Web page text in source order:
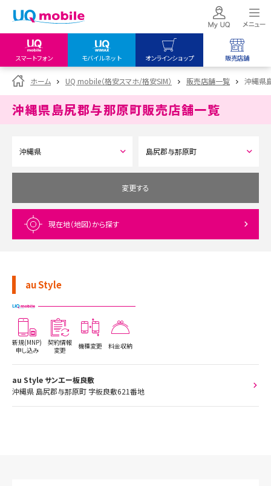
スマートフォン モバイルネット オンラインショップ 販売店舗
my UQ WiMAX
UQ WiMAX ご契約の方
My UQ mobile
データチャージサイト
UQ mobile
オンラインショップ
UQ WiMAX
UQ mobile
販売店舗
UQ WiMAX
ホーム UQ mobile（格安スマホ/格安SIM） 販売店舗一覧 沖縄県
沖縄県島尻郡与那原町販売店舗一覧
変更する
現在地（地図）から探す
au Style
新規(MNP)
申し込み
契約情報
変更
機種変更 料金収納
au Style サンエー板良敷
沖縄県 島尻郡与那原町 字板良敷621番地